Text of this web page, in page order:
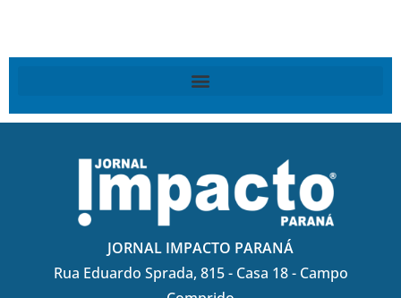
JORNAL IMPACTO PARANÁ
Rua Eduardo Sprada, 815 - Casa 18 - Campo